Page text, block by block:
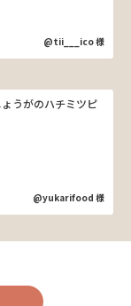
@tii___ico 様
うがのハチミツピ
@yukarifood 様